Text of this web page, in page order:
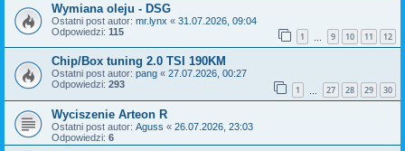
Wymiana oleju - DSG
Ostatni post autor: mr.lynx « 31.07.2026, 09:04
Odpowiedzi: 115 1 9 10 11 12
Chip/Box tuning 2.0 TSI 190KM
Ostatni post autor: pang « 27.07.2026, 00:27
Odpowiedzi: 293 1 27 28 29 30
Wyciszenie Arteon R
Ostatni post autor: Aguss « 26.07.2026, 23:03
Odpowiedzi: 6